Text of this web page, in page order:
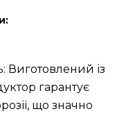
Виготовлений із
гарантує
що значно